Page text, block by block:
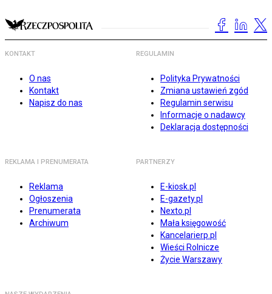
KONTAKT
O nas
Kontakt
Napisz do nas
REGULAMIN
Polityka Prywatności
Zmiana ustawień zgód
Regulamin serwisu
Informacje o nadawcy
Deklaracja dostępności
REKLAMA I PRENUMERATA
Reklama
Ogłoszenia
Prenumerata
Archiwum
PARTNERZY
E-kiosk.pl
E-gazety.pl
Nexto.pl
Mała księgowość
Kancelarierp.pl
Wieści Rolnicze
Życie Warszawy